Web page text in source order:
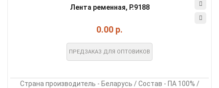
Лента ременная, Р.9188
0.00 р.
ПРЕДЗАКАЗ ДЛЯ ОПТОВИКОВ
Страна производитель - Беларусь / Состав - ПА 100% /